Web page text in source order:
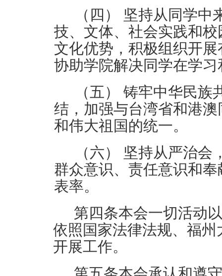
（四） 坚持从同学中
技、文体、社会实践和
文化优势，积极组织开
协助学院解决同学在学
（五） 铸牢中华民族
结，加强与台湾省和港
和伟大祖国的统一。
（六） 坚持从严治会
群众意识、责任意识和
表率。
第四条本会一切活动
依照国家法律法规、福州
开展工作。